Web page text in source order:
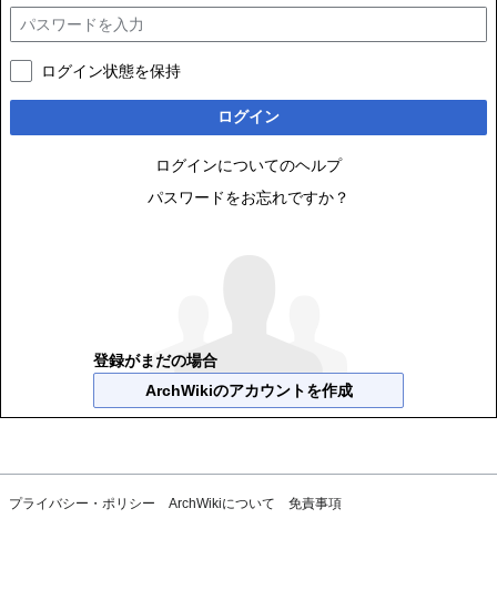
ログイン状態を保持
ログイン
ログインについてのヘルプ
パスワードをお忘れですか？
登録がまだの場合
ArchWikiのアカウントを作成
プライバシー・ポリシー ArchWikiについて 免責事項